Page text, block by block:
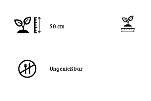
50 cm
Ungenießbar